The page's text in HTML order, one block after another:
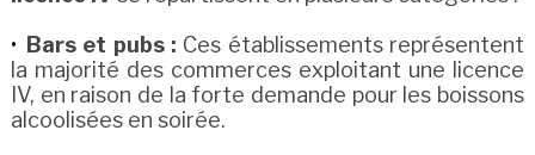
Bars et pubs : Ces établissements représentent
la majorité des commerces exploitant une licence
IV, en raison de la forte demande pour les boissons
alcoolisées en soirée.